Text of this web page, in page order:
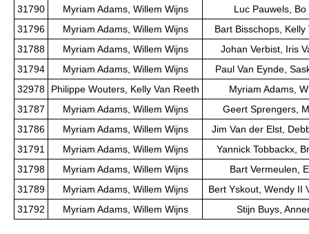
31790
Myriam Adams, Willem Wijns
Luc Pauwels, Bo
31796
Myriam Adams, Willem Wijns
Bart Bisschops, Kelly
31788
Myriam Adams, Willem Wijns
Johan Verbist, Iris
31794
Myriam Adams, Willem Wijns
Paul Van Eynde,
32978
Philippe Wouters, Kelly Van Reeth
Myriam Adams,
31787
Myriam Adams, Willem Wijns
Geert Sprengers,
31786
Myriam Adams, Willem Wijns
Jim Van der Elst,
31791
Myriam Adams, Willem Wijns
Yannick Tobbackx,
31798
Myriam Adams, Willem Wijns
Bart Vermeulen,
31789
Myriam Adams, Willem Wijns
Bert Yskout, Wendy II
31792
Myriam Adams, Willem Wijns Stijn Buys,